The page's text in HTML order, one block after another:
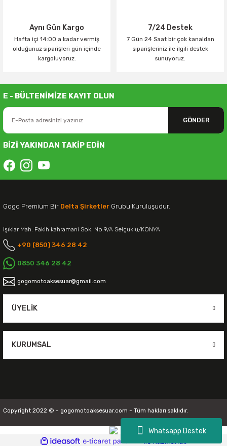
Whatsapp Destek
Aynı Gün Kargo
Hafta içi 14:00 a kadar vermiş
olduğunuz siparişleri gün içinde
kargoluyoruz.
7/24 Destek
7 Gün 24 Saat bir çok kanaldan
siparişleriniz ile ilgili destek
sunuyoruz.
E - BÜLTENİMİZE KAYIT OLUN
GÖNDER
BİZİ YAKINDAN TAKİP EDİN
Gogo Premium Bir Delta Şirketler Grubu Kuruluşudur.
Işıklar Mah. Fakih kahramani Sok. No:9/A Selçuklu/KONYA
+90 (850) 346 28 42
0850 346 28 42
gogomotoaksesuar@gmail.com
ÜYELIK
KURUMSAL
Copyright 2022 © - gogomotoaksesuar.com - Tüm hakları saklıdır.
ideasoft